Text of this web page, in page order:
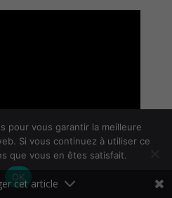
pour vous garantir la meilleure
Si vous continuez à utiliser ce
que vous en êtes satisfait.
OK